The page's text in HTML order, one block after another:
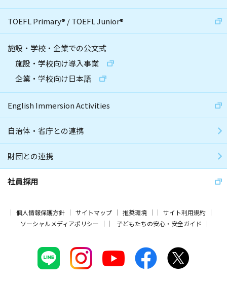
TOEFL Primary® /TOEFL Junior®
施設・学校・企業での公文式
施設・学校向け導入事業
企業・学校向け日本語
English Immersion Activities
自治体・省庁との連携
財団との連携
社員採用
個人情報保護方針 サイトマップ 推奨環境
サイト利用規約
ソーシャルメディアポリシー
子どもたちの安心・安全ガイド